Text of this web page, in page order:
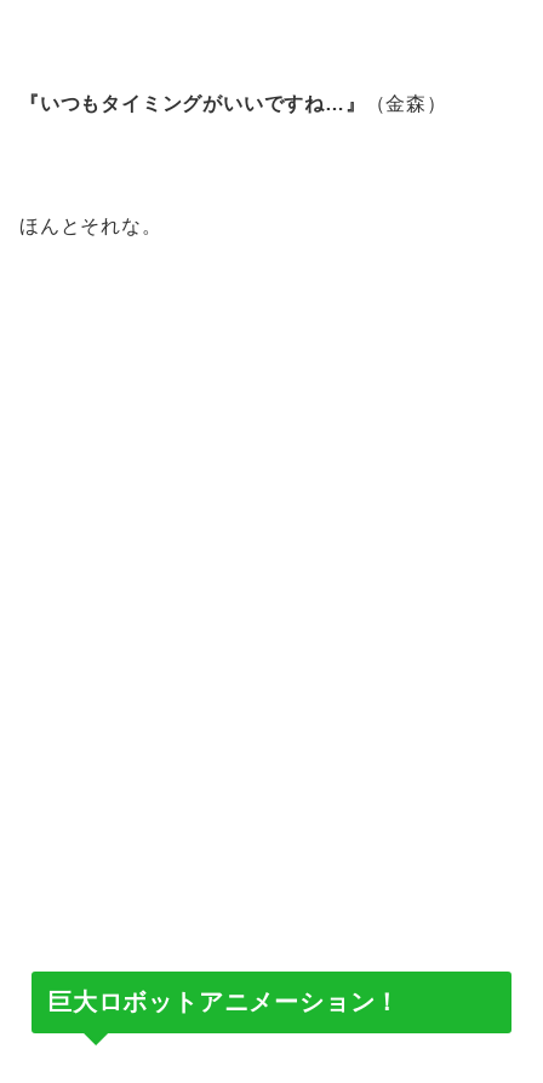
『いつもタイミングがいいですね…』 （金森）
ほんとそれな。
巨大ロボットアニメーション！